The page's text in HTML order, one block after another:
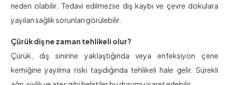
neden olabilir. Tedavi edilmezse diş kaybı ve çevre dokulara
yayılan sağlık sorunları görülebilir.
Çürük diş ne zaman tehlikeli olur?
Çürük, diş sinirine yaklaştığında veya enfeksiyon çene
kemiğine yayılma riski taşıdığında tehlikeli hale gelir. Sürekli